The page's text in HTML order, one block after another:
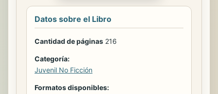
Datos sobre el Libro
Cantidad de páginas 216
Categoría:
Juvenil No Ficción
Formatos disponibles: